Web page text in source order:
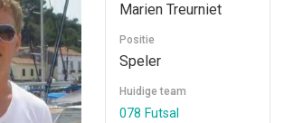
Marien Treurniet
Positie
Speler
Huidige team
078 Futsal